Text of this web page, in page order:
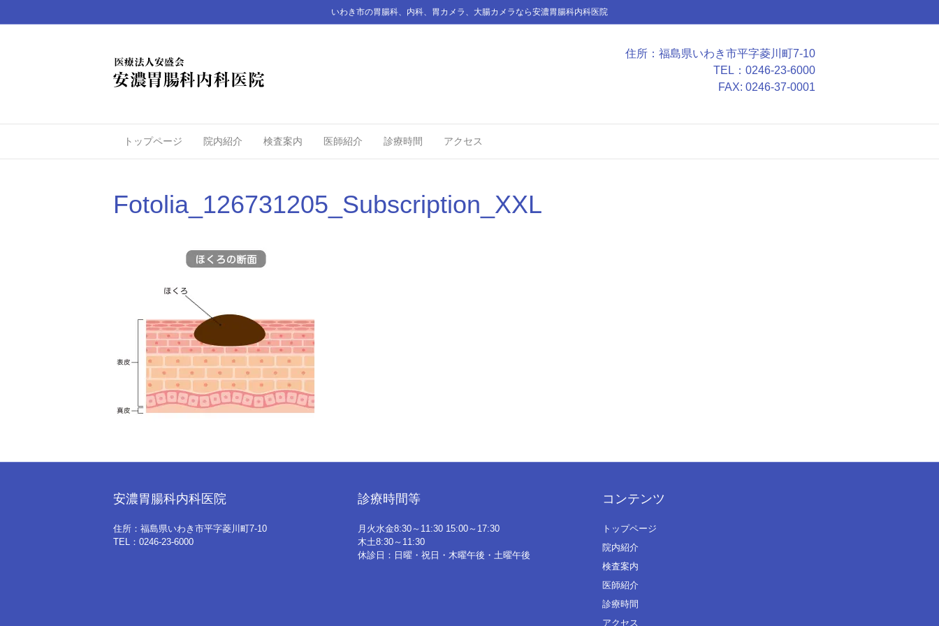
いわき市の胃腸科、内科、胃カメラ、大腸カメラなら安濃胃腸科内科医院
住所：福島県いわき市平字菱川町7-10
TEL：0246-23-6000
FAX: 0246-37-0001
トップページ 院内紹介 検査案内 医師紹介 診療時間 アクセス
Fotolia_126731205_Subscription_XXL
安濃胃腸科内科医院
住所：福島県いわき市平字菱川町7-10
TEL：0246-23-6000
診療時間等
月火水金8:30～11:30 15:00～17:30
木土8:30～11:30
休診日：日曜・祝日・木曜午後・土曜午後
コンテンツ
トップページ
院内紹介
検査案内
医師紹介
診療時間
アクセス